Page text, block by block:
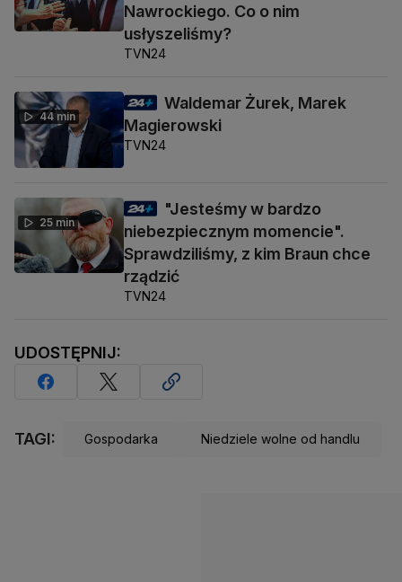
Nawrockiego. Co o nim
usłyszeliśmy?
TVN24
44 min
Waldemar Żurek, Marek
Magierowski
TVN24
25 min
"Jesteśmy w bardzo
niebezpiecznym momencie".
Sprawdziliśmy, z kim Braun chce
rządzić
TVN24
UDOSTĘPNIJ:
TAGI: Gospodarka Niedziele wolne od handlu